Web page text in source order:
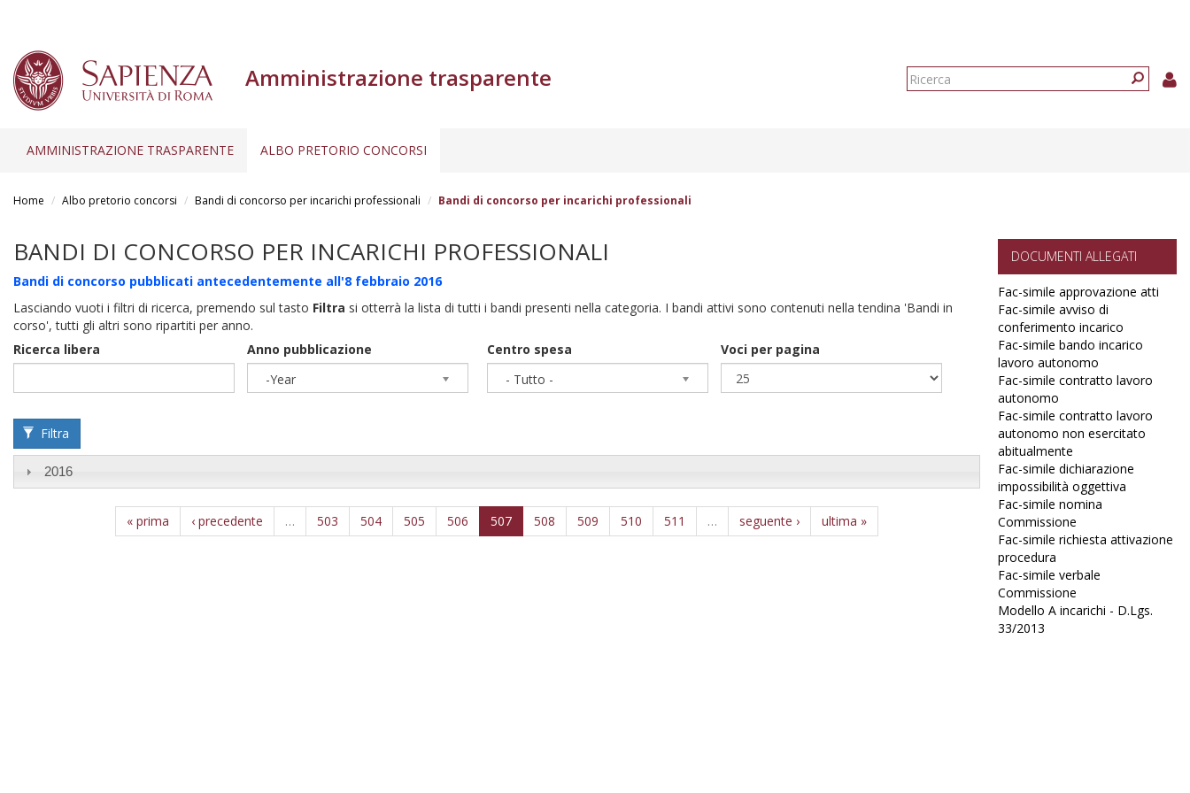
Amministrazione trasparente
Form
AMMINISTRAZIONE TRASPARENTE ALBO PRETORIO CONCORSI
Home Albo pretorio concorsi Bandi di concorso per incarichi professionali Bandi di concorso per incarichi professionali
BANDI DI CONCORSO PER INCARICHI PROFESSIONALI
Bandi di concorso pubblicati antecedentemente all'8 febbraio 2016
Lasciando vuoti i filtri di ricerca, premendo sul tasto Filtra si otterrà la lista di tutti i bandi presenti nella categoria. I bandi attivi sono contenuti nella tendina 'Bandi in
corso', tutti gli altri sono ripartiti per anno.
Ricerca libera
Anno pubblicazione
-Year
Centro spesa
- Tutto -
Voci per pagina
Filtra
2016
« prima ‹ precedente … 503 504 505 506 507 508 509 510 511 … seguente › ultima »
DOCUMENTI ALLEGATI
Fac-simile approvazione atti
Fac-simile avviso di
conferimento incarico
Fac-simile bando incarico
lavoro autonomo
Fac-simile contratto lavoro
autonomo
Fac-simile contratto lavoro
autonomo non esercitato
abitualmente
Fac-simile dichiarazione
impossibilità oggettiva
Fac-simile nomina
Commissione
Fac-simile richiesta attivazione
procedura
Fac-simile verbale
Commissione
Modello A incarichi - D.Lgs.
33/2013